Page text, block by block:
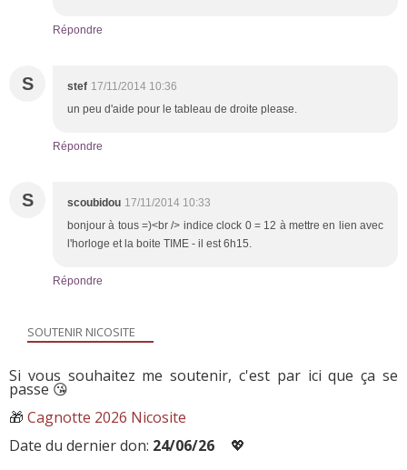
Répondre
S stef 17/11/2014 10:36
un peu d'aide pour le tableau de droite please.
Répondre
S scoubidou 17/11/2014 10:33
bonjour à tous =)<br /> indice clock 0 = 12 à mettre en lien avec
l'horloge et la boite TIME - il est 6h15.
Répondre
SOUTENIR NICOSITE
Si vous souhaitez me soutenir, c'est par ici que ça se
passe 😘
🎁 Cagnotte 2026 Nicosite
Date du dernier don: 24/06/26 💖